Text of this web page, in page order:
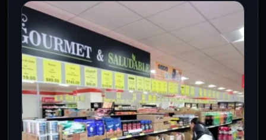
CDMX
Buscan ordenar el estacionamiento
de motos para proteger banquetas
y cruces peatonales
8 Ago 2026
La iniciativa plantea que la Semovi
identifique zonas para habilitar cajones
destinados a motocicletas, con el objetivo
de…